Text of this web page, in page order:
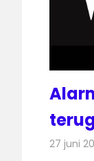
27 juni